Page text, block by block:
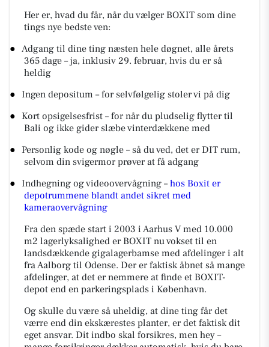
Her er, hvad du får, når du vælger BOXIT som dine
tings nye bedste ven:
● Adgang til dine ting næsten hele døgnet, alle årets
365 dage – ja, inklusiv 29. februar, hvis du er så
heldig
● Ingen depositum – for selvfølgelig stoler vi på dig
● Kort opsigelsesfrist – for når du pludselig flytter til
Bali og ikke gider slæbe vinterdækkene med
● Personlig kode og nøgle – så du ved, det er DIT rum,
selvom din svigermor prøver at få adgang
● Indhegning og videoovervågning – hos Boxit er
depotrummene blandt andet sikret med
kameraovervågning
Fra den spæde start i 2003 i Aarhus V med 10.000
m2 lagerlyksalighed er BOXIT nu vokset til en
landsdækkende gigalagerbamse med afdelinger i alt
fra Aalborg til Odense. Der er faktisk åbnet så mange
afdelinger, at det er nemmere at finde et BOXIT-
depot end en parkeringsplads i København.
Og skulle du være så uheldig, at dine ting får det
værre end din ekskærestes planter, er det faktisk dit
eget ansvar. Dit indbo skal forsikres, men hey –